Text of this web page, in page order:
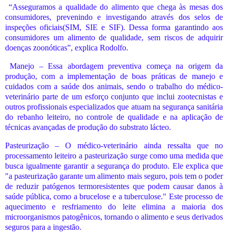
“Asseguramos a qualidade do alimento que chega às mesas dos
consumidores, prevenindo e investigando através dos selos de
inspeções oficiais(SIM, SIE e SIF). Dessa forma garantindo aos
consumidores um alimento de qualidade, sem riscos de adquirir
doenças zoonóticas”, explica Rodolfo.
Manejo – Essa abordagem preventiva começa na origem da
produção, com a implementação de boas práticas de manejo e
cuidados com a saúde dos animais, sendo o trabalho do médico-
veterinário parte de um esforço conjunto que inclui zootecnistas e
outros profissionais especializados que atuam na segurança sanitária
do rebanho leiteiro, no controle de qualidade e na aplicação de
técnicas avançadas de produção do substrato lácteo.
Pasteurização – O médico-veterinário ainda ressalta que no
processamento leiteiro a pasteurização surge como uma medida que
busca igualmente garantir a segurança do produto. Ele explica que
"a pasteurização garante um alimento mais seguro, pois tem o poder
de reduzir patógenos termoresistentes que podem causar danos à
saúde pública, como a brucelose e a tuberculose." Este processo de
aquecimento e resfriamento do leite elimina a maioria dos
microorganismos patogênicos, tornando o alimento e seus derivados
seguros para a ingestão.